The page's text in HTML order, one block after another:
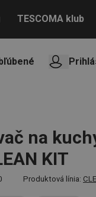
TESCOMA klub
na
KIT
Produktová línia: